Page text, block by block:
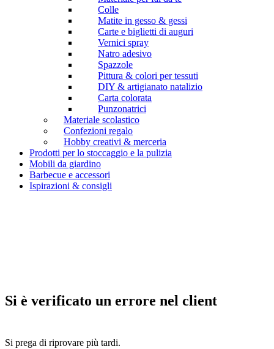
Colle
Matite in gesso & gessi
Carte e biglietti di auguri
Vernici spray
Natro adesivo
Spazzole
Pittura & colori per tessuti
DIY & artigianato natalizio
Carta colorata
Punzonatrici
Materiale scolastico
Confezioni regalo
Hobby creativi & merceria
Prodotti per lo stoccaggio e la pulizia
Mobili da giardino
Barbecue e accessori
Ispirazioni & consigli
Si è verificato un errore nel client
Si prega di riprovare più tardi.